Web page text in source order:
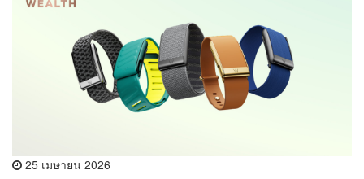
25 เมษายน 2026